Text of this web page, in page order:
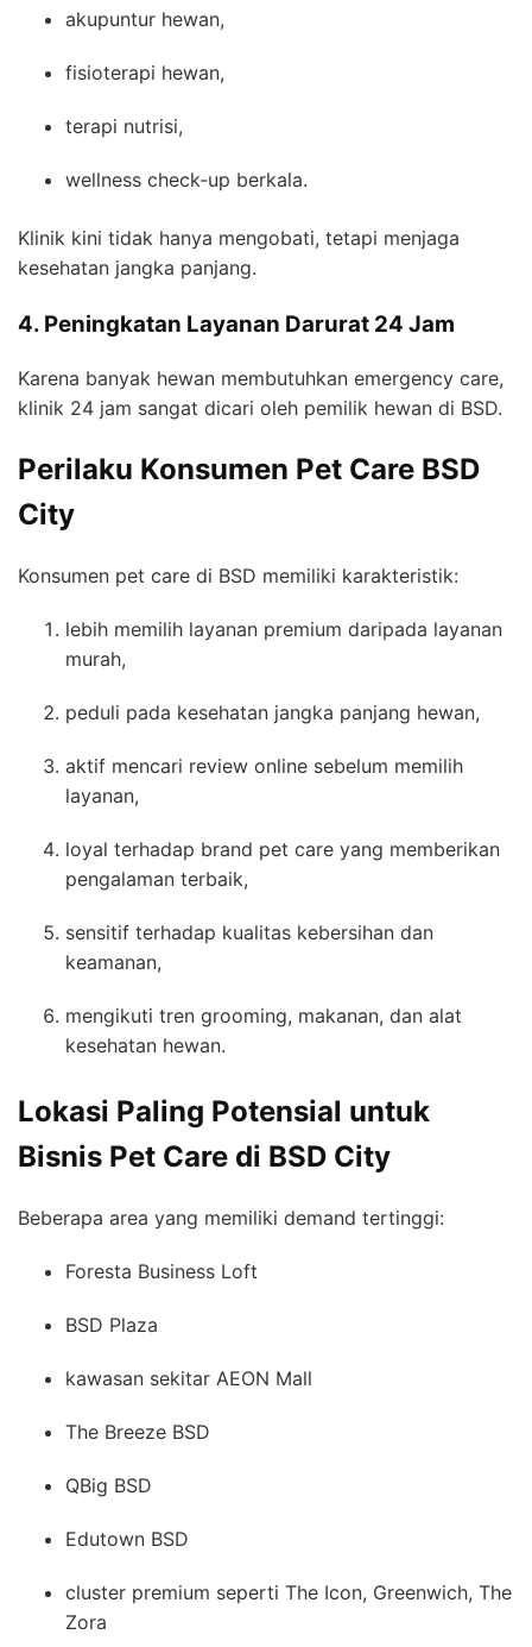
akupuntur hewan,
fisioterapi hewan,
terapi nutrisi,
wellness check-up berkala.
Klinik kini tidak hanya mengobati, tetapi menjaga
kesehatan jangka panjang.
4. Peningkatan Layanan Darurat 24 Jam
Karena banyak hewan membutuhkan emergency care,
klinik 24 jam sangat dicari oleh pemilik hewan di BSD.
Perilaku Konsumen Pet Care BSD
City
Konsumen pet care di BSD memiliki karakteristik:
lebih memilih layanan premium daripada layanan
murah,
peduli pada kesehatan jangka panjang hewan,
aktif mencari review online sebelum memilih
layanan,
loyal terhadap brand pet care yang memberikan
pengalaman terbaik,
sensitif terhadap kualitas kebersihan dan
keamanan,
mengikuti tren grooming, makanan, dan alat
kesehatan hewan.
Lokasi Paling Potensial untuk
Bisnis Pet Care di BSD City
Beberapa area yang memiliki demand tertinggi:
Foresta Business Loft
BSD Plaza
kawasan sekitar AEON Mall
The Breeze BSD
QBig BSD
Edutown BSD
cluster premium seperti The Icon, Greenwich, The
Zora